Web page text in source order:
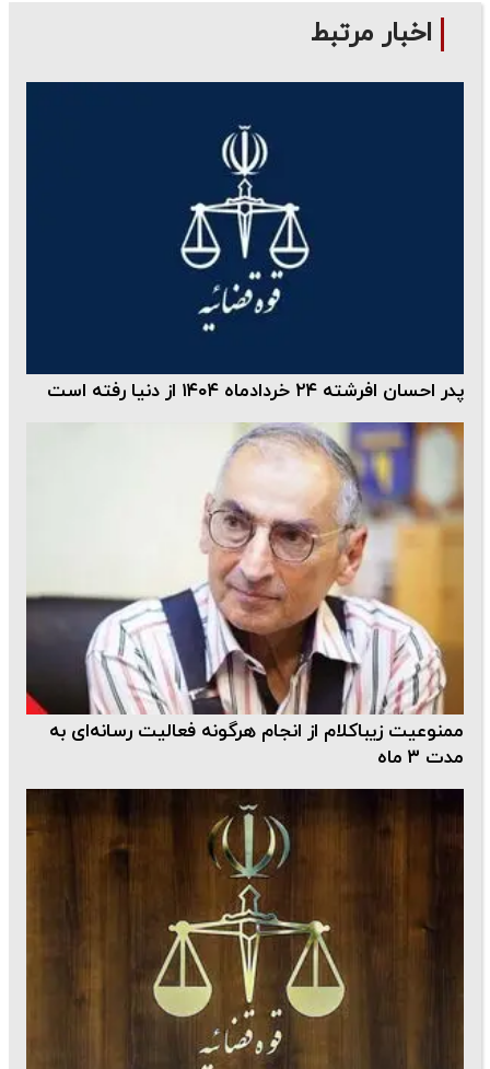
اخبار مرتبط
پدر احسان افرشته ۲۴ خردادماه ۱۴۰۴ از دنیا رفته است
ممنوعیت زیباکلام از انجام هرگونه فعالیت رسانه‌ای به
مدت ۳ ماه